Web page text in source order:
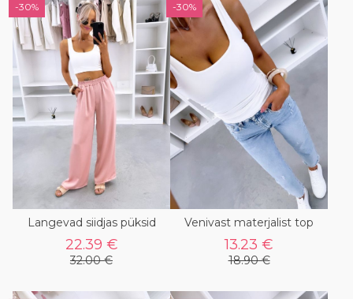
-30%
Langevad siidjas püksid
22.39 €
32.00 €
-30%
Venivast materjalist top
13.23 €
18.90 €